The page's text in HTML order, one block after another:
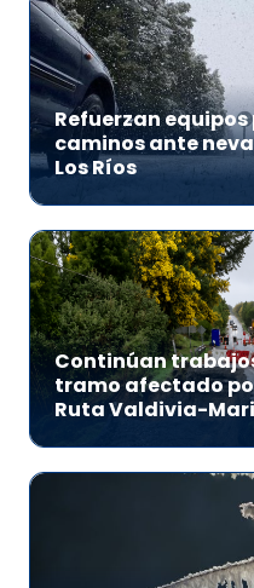
Refuerzan
caminos ante
Los Ríos
Continúan
tramo afectado
Ruta Valdivia-